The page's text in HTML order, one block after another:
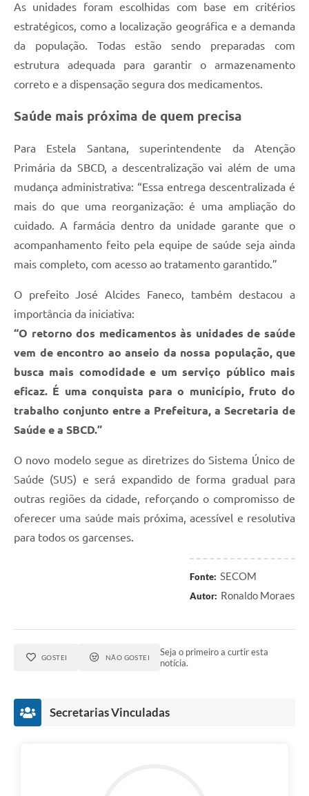
As unidades foram escolhidas com base em critérios
estratégicos, como a localização geográfica e a demanda
da população. Todas estão sendo preparadas com
estrutura adequada para garantir o armazenamento
correto e a dispensação segura dos medicamentos.
Saúde mais próxima de quem precisa
Para Estela Santana, superintendente da Atenção
Primária da SBCD, a descentralização vai além de uma
mudança administrativa: “Essa entrega descentralizada é
mais do que uma reorganização: é uma ampliação do
cuidado. A farmácia dentro da unidade garante que o
acompanhamento feito pela equipe de saúde seja ainda
mais completo, com acesso ao tratamento garantido.”
O prefeito José Alcides Faneco, também destacou a
importância da iniciativa:
“O retorno dos medicamentos às unidades de saúde
vem de encontro ao anseio da nossa população, que
busca mais comodidade e um serviço público mais
eficaz. É uma conquista para o município, fruto do
trabalho conjunto entre a Prefeitura, a Secretaria de
Saúde e a SBCD.”
O novo modelo segue as diretrizes do Sistema Único de
Saúde (SUS) e será expandido de forma gradual para
outras regiões da cidade, reforçando o compromisso de
oferecer uma saúde mais próxima, acessível e resolutiva
para todos os garcenses.
Fonte: SECOM
Autor: Ronaldo Moraes
GOSTEI NÃO GOSTEI
Seja o primeiro a curtir esta
notícia.
Secretarias Vinculadas